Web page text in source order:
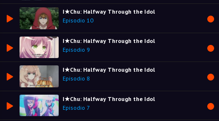
I★Chu: Halfway Through the Idol
Episodio 10
I★Chu: Halfway Through the Idol
Episodio 9
I★Chu: Halfway Through the Idol
Episodio 8
I★Chu: Halfway Through the Idol
Episodio 7